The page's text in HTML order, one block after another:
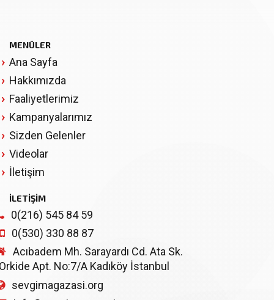
MENÜLER
Ana Sayfa
Hakkımızda
Faaliyetlerimiz
Kampanyalarımız
Sizden Gelenler
Videolar
İletişim
İLETİŞİM
0(216) 545 84 59
0(530) 330 88 87
Acıbadem Mh. Sarayardı Cd. Ata Sk.
Apt. No:7/A Kadıköy İstanbul
sevgimagazasi.org